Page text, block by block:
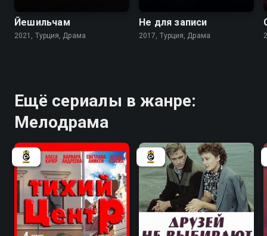
Йешильчам
2021, Турция, Драма
Не для записи
2017, Турция, Драма
Ещё сериалы в жанре:
Мелодрама